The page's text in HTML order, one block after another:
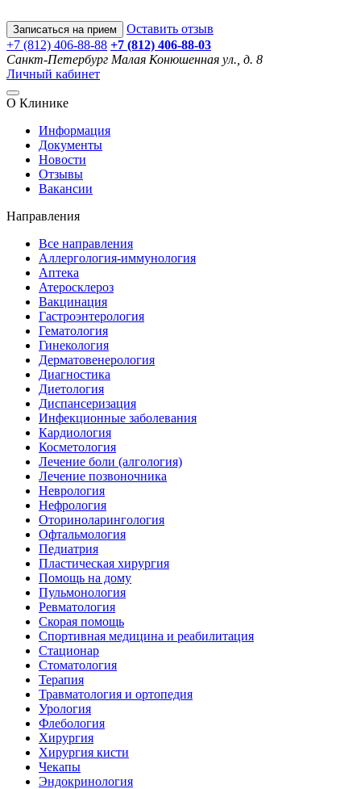
Записаться на прием
Оставить отзыв
+7 (812) 406-88-88 +7 (812) 406-88-03
Санкт-Петербург Малая Конюшенная ул., д. 8
Личный кабинет
О Клинике
Информация
Документы
Новости
Отзывы
Вакансии
Направления
Все направления
Аллергология-иммунология
Аптека
Атеросклероз
Вакцинация
Гастроэнтерология
Гематология
Гинекология
Дерматовенерология
Диагностика
Диетология
Диспансеризация
Инфекционные заболевания
Кардиология
Косметология
Лечение боли (алгология)
Лечение позвоночника
Неврология
Нефрология
Оториноларингология
Офтальмология
Педиатрия
Пластическая хирургия
Помощь на дому
Пульмонология
Ревматология
Скорая помощь
Спортивная медицина и реабилитация
Стационар
Стоматология
Терапия
Травматология и ортопедия
Урология
Флебология
Хирургия
Хирургия кисти
Чекапы
Эндокринология